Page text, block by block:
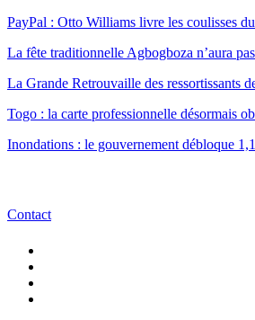
PayPal : Otto Williams livre les coulisses
La fête traditionnelle Agbogboza n’aura
La Grande Retrouvaille des ressortissants
Togo : la carte professionnelle désormais
Inondations : le gouvernement débloque
Contact